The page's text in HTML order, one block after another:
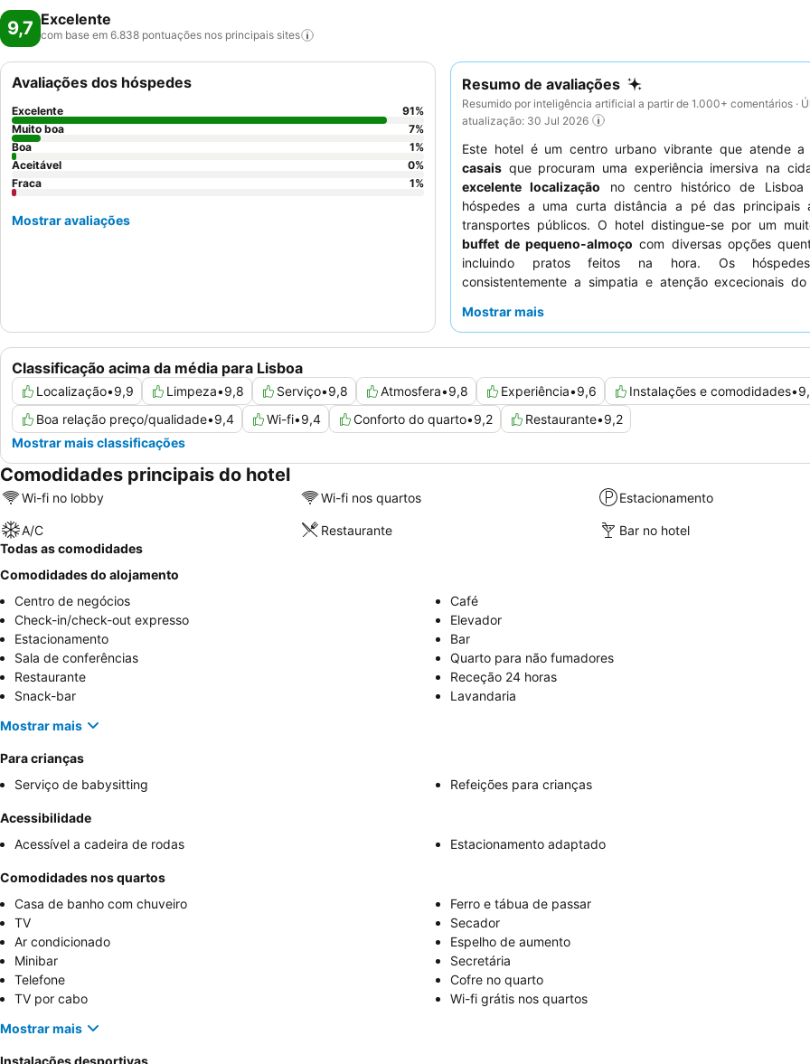
9,7 Excelente
com base em 6.838 pontuações nos principais sites
Resumo de avaliações
Resumido por inteligência artificial a partir de 1.000+ comentários ·
atualização: 30 Jul 2026
Este hotel é um centro urbano vibrante que atende
casais que procuram uma experiência imersiva na
excelente localização no centro histórico de Lisboa
hóspedes a uma curta distância a pé das principais
transportes públicos. O hotel distingue-se por um
buffet de pequeno-almoço com diversas opções
incluindo pratos feitos na hora. Os
consistentemente a simpatia e atenção excecionais
portuguesa e de fusão. Para uma dica de quem conhece,
locais.
Mostrar mais
Classificação acima da média para Lisboa
Localização•9,9 Limpeza•9,8 Serviço•9,8 Atmosfera•9,8 Experiência•9,6 Instalações e comodidades•
Boa relação preço/qualidade•9,4 Wi-fi•9,4 Conforto do quarto•9,2 Restaurante•9,2
Mostrar mais classificações
Avaliações dos hóspedes
Excelente 91%
Muito boa
7%
Boa
1%
Aceitável
0%
Fraca
1%
Mostrar avaliações
Comodidades principais do hotel
Wi-fi no lobby Wi-fi nos quartos Estacionamento
A/C Restaurante
Bar no hotel
Todas as comodidades
Comodidades do alojamento
Centro de negócios
Café
Check-in/check-out expresso
Elevador
Estacionamento
Bar
Sala de conferências
Quarto para não fumadores
Restaurante
Receção 24 horas
Snack-bar
Lavandaria
Mostrar mais
Para crianças
Serviço de babysitting
Refeições para crianças
Acessibilidade
Acessível a cadeira de rodas
Estacionamento adaptado
Comodidades nos quartos
Casa de banho com chuveiro
Ferro e tábua de passar
TV
Secador
Ar condicionado
Espelho de aumento
Minibar
Secretária
Telefone
Cofre no quarto
TV por cabo
Wi-fi grátis nos quartos
Mostrar mais